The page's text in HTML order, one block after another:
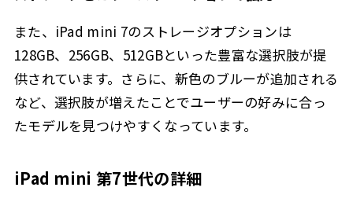
また、iPad mini 7のストレージオプションは
128GB、256GB、512GBといった豊富な選択肢が提
供されています。さらに、新色のブルーが追加される
など、選択肢が増えたことでユーザーの好みに合っ
たモデルを見つけやすくなっています。
iPad mini 第7世代の詳細